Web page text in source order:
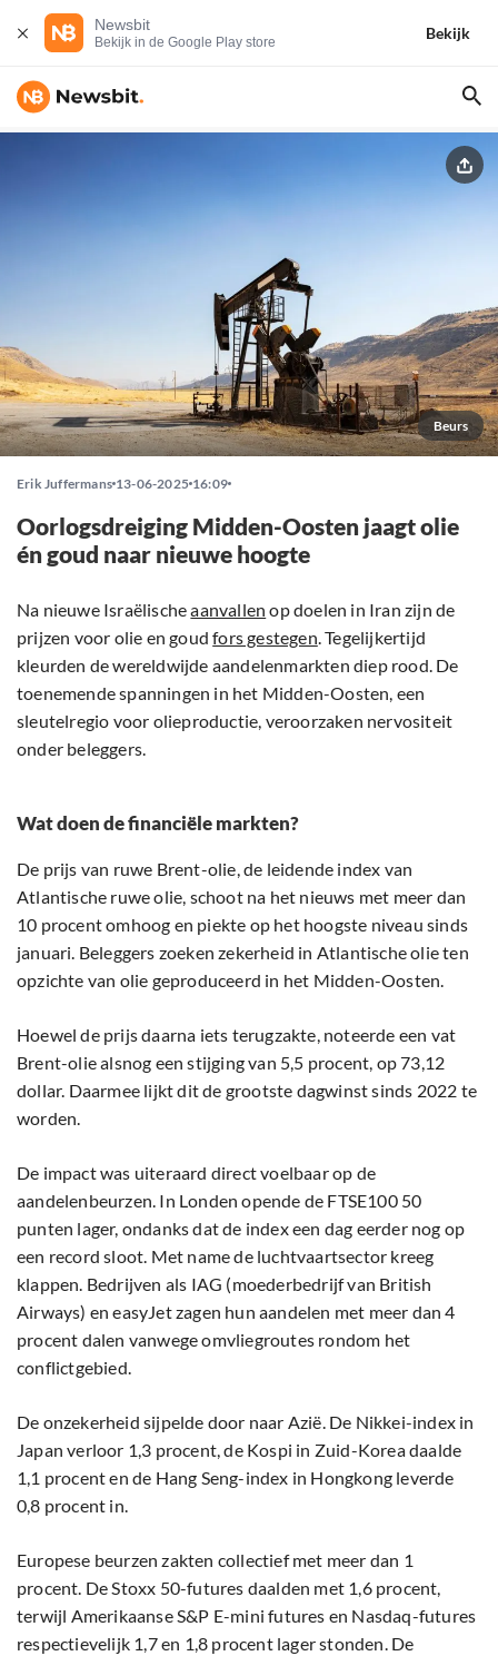
Newsbit
Bekijk in de Google Play store
Bekijk
Beurs
Erik Juffermans 13-06-2025 16:09
Oorlogsdreiging Midden-Oosten jaagt olie
én goud naar nieuwe hoogte
Na nieuwe Israëlischeaanvallen op doelen in Iran zijn de
prijzen voor olie en goudfors gestegen. Tegelijkertijd
kleurden de wereldwijde aandelenmarkten diep rood. De
toenemende spanningen in het Midden-Oosten, een
sleutelregio voor olieproductie, veroorzaken nervositeit
onder beleggers.
Wat doen de financiële markten?
De prijs van ruwe Brent-olie, de leidende index van
Atlantische ruwe olie, schoot na het nieuws met meer dan
10 procent omhoog en piekte op het hoogste niveau sinds
januari. Beleggers zoeken zekerheid in Atlantische olie ten
opzichte van olie geproduceerd in het Midden-Oosten.
Hoewel de prijs daarna iets terugzakte, noteerde een vat
Brent-olie alsnog een stijging van 5,5 procent, op 73,12
dollar. Daarmee lijkt dit de grootste dagwinst sinds 2022 te
worden.
De impact was uiteraard direct voelbaar op de
aandelenbeurzen. In Londen opende de FTSE100 50
punten lager, ondanks dat de index een dag eerder nog op
een record sloot. Met name de luchtvaartsector kreeg
klappen. Bedrijven als IAG (moederbedrijf van British
Airways) en easyJet zagen hun aandelen met meer dan 4
procent dalen vanwege omvliegroutes rondom het
conflictgebied.
De onzekerheid sijpelde door naar Azië. De Nikkei-index in
Japan verloor 1,3 procent, de Kospi in Zuid-Korea daalde
1,1 procent en de Hang Seng-index in Hongkong leverde
0,8 procent in.
Europese beurzen zakten collectief met meer dan 1
procent. De Stoxx 50-futures daalden met 1,6 procent,
terwijl Amerikaanse S&P E-mini futures en Nasdaq-futures
respectievelijk 1,7 en 1,8 procent lager stonden. De